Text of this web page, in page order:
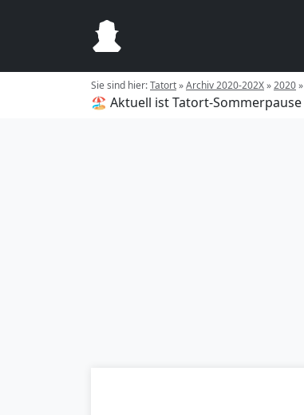
Sie sind hier:Tatort»Archiv 2020-202X»2020»
🏖️ Aktuell ist Tatort-Sommerpause